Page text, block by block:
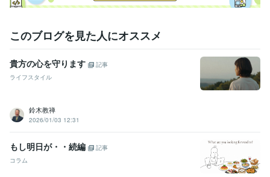
このブログを見た人にオススメ
貴方の心を守ります
記事
ライフスタイル
鈴木教禅
2026/01/03 12:31
もし明日が・・続編
記事
コラム